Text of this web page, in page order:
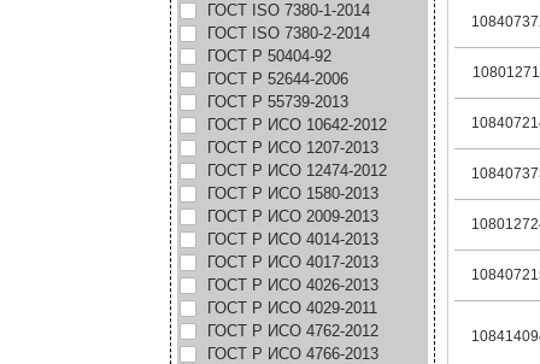
ГОСТ ISO 7380-1-2014
ГОСТ ISO 7380-2-2014
ГОСТ Р 50404-92
ГОСТ Р 52644-2006
ГОСТ Р 55739-2013
ГОСТ Р ИСО 10642-2012
ГОСТ Р ИСО 1207-2013
ГОСТ Р ИСО 12474-2012
ГОСТ Р ИСО 1580-2013
ГОСТ Р ИСО 2009-2013
ГОСТ Р ИСО 4014-2013
ГОСТ Р ИСО 4017-2013
ГОСТ Р ИСО 4026-2013
ГОСТ Р ИСО 4029-2011
ГОСТ Р ИСО 4762-2012
ГОСТ Р ИСО 4766-2013